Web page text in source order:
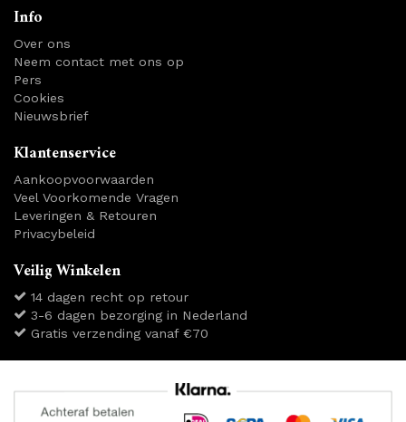
Info
Over ons
Neem contact met ons op
Pers
Cookies
Nieuwsbrief
Klantenservice
Aankoopvoorwaarden
Veel Voorkomende Vragen
Leveringen & Retouren
Privacybeleid
Veilig Winkelen
14 dagen recht op retour
3-6 dagen bezorging in Nederland
Gratis verzending vanaf €70